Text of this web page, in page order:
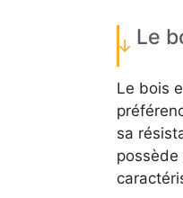
Le
Le bois
sa